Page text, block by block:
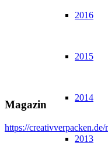
2016
2015
2014
2013
Magazin
https://creativverpacken.de/